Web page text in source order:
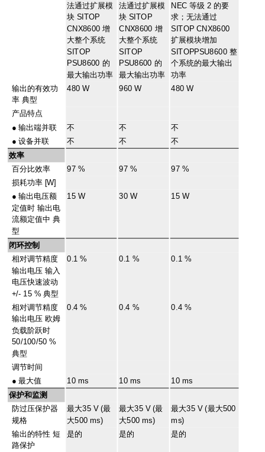
法通过扩展模
块 SITOP
CNX8600 增
大整个系统
SITOP
PSU8600 的
最大输出功率
法通过扩展模
块 SITOP
CNX8600 增
大整个系统
SITOP
PSU8600 的
最大输出功率
NEC 等级 2 的要
求；无法通过
SITOP CNX8600
扩展模块增加
SITOPPSU8600 整
个系统的最大输出
功率
输出的有效功
率 典型
480 W 960 W 480 W
产品特点
●输出端并联 不 不 不
●设备并联 不 不 不
效率
百分比效率 97 % 97 % 97 %
损耗功率 [W]
●输出电压额
定值时 输出电
流额定值中 典
型
15 W 30 W 15 W
闭环控制
相对调节精度
输出电压 输入
电压快速波动
+/- 15 % 典型
0.1 % 0.1 % 0.1 %
相对调节精度
输出电压 欧姆
负载阶跃时
50/100/50 %
典型
0.4 % 0.4 % 0.4 %
调节时间
●最大值 10 ms 10 ms 10 ms
保护和监测
防过压保护器
规格
最大35 V (最
大500 ms)
最大35 V (最
大500 ms)
最大35 V (最大500
ms)
输出的特性 短
路保护
是的 是的 是的